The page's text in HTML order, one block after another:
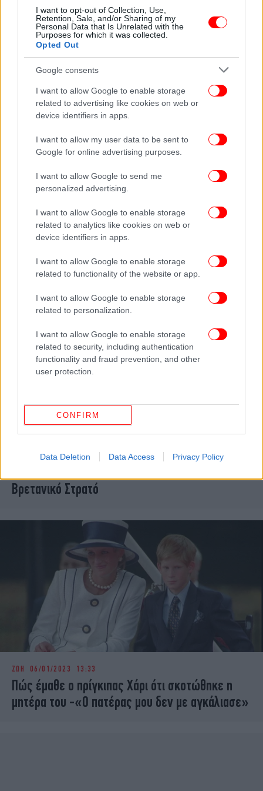
I want to opt-out of Collection, Use,
Retention, Sale, and/or Sharing of my
Personal Data that Is Unrelated with the
Purposes for which it was collected.
Opted Out
Google consents
I want to allow Google to enable storage
related to advertising like cookies on web or
device identifiers in apps.
I want to allow my user data to be sent to
Google for online advertising purposes.
I want to allow Google to send me
personalized advertising.
I want to allow Google to enable storage
related to analytics like cookies on web or
device identifiers in apps.
I want to allow Google to enable storage
related to functionality of the website or app.
I want to allow Google to enable storage
related to personalization.
I want to allow Google to enable storage
related to security, including authentication
functionality and fraud prevention, and other
user protection.
CONFIRM
Data Deletion Data Access Privacy Policy
Κάρολος σε Χάρι: «Δεν είμαι τράπεζα» -
Αρνήθηκε να βάλει τη Μέγκαν στο μισθολόγιο
της βασιλικής οικογένειας
ΚΟΣΜΟΣ 05/03/2023 08:01
Νέες αποκαλύψεις από τον πρίγκιπα Χάρι: Πάντα
ένιωθα διαφορετικός από την οικογένειά μου
Οι Ταλιμπάν απειλούν τον Χάρι: «Αν τολμά, ας
Βρετανικό Στρατό
ΖΩΗ 06/01/2023 13:33
Πώς έμαθε ο πρίγκιπας Χάρι ότι σκοτώθηκε η
μητέρα του -«Ο πατέρας μου δεν με αγκάλιασε»